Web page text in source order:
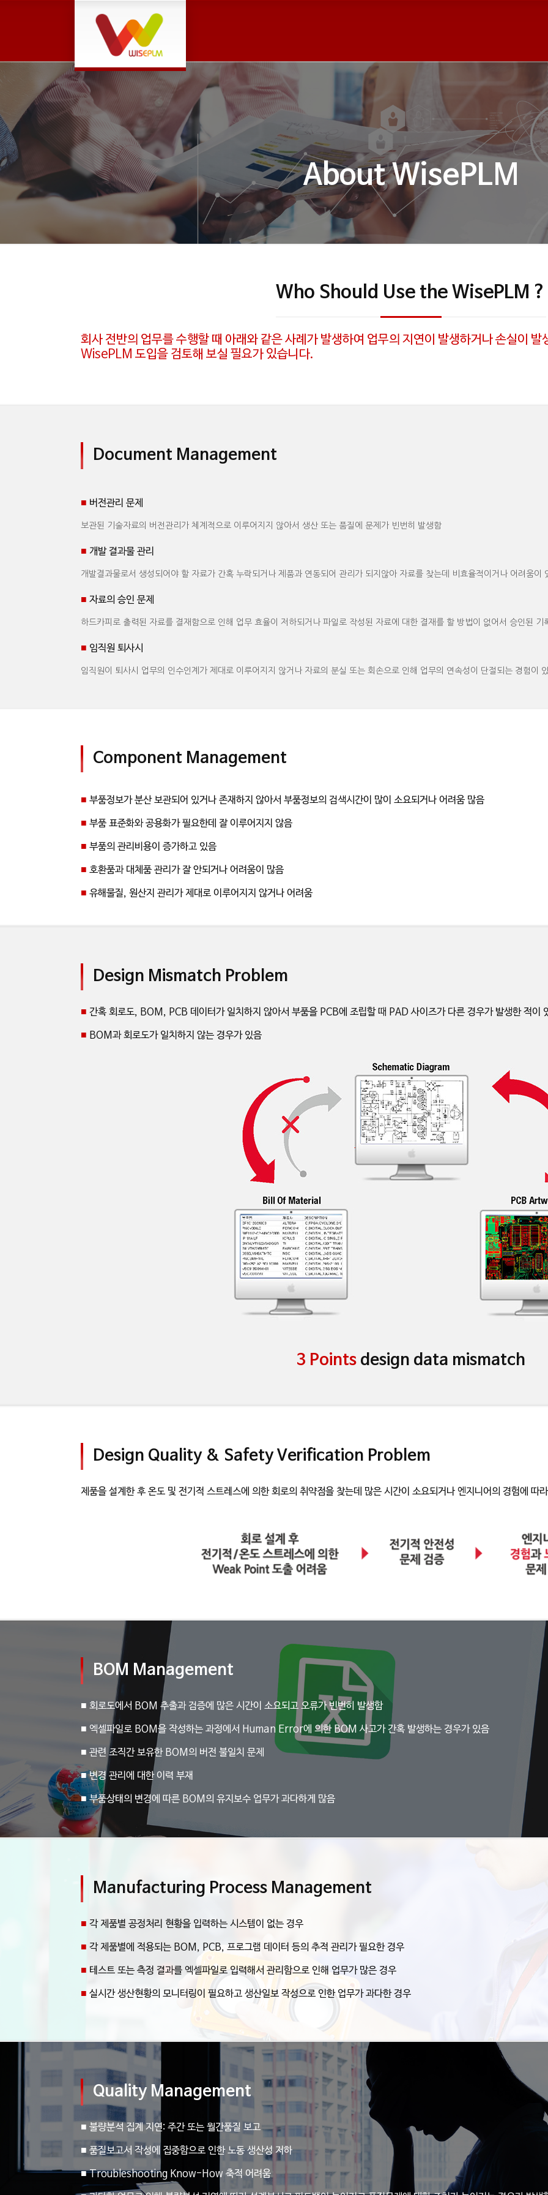
About WisePLM
Who Should Use the WisePLM ?
회사 전반의 업무를 수행할 때 아래와 같은 사례가 발생하여 업무의 지연이 발생하거나 손실이
WisePLM 도입을 검토해 보실 필요가 있습니다.
Document Management
■ 버전관리 문제
보관된 기술자료의 버전관리가 체계적으로 이루어지지 않아서 생산 또는 품질에 문제가 빈번히 발생함
■ 개발 결과물 관리
개발결과물로서 생성되어야 할 자료가 간혹 누락되거나 제품과 연동되어 관리가 되지않아 자료를 찾는데 비효율적이거나 어려움이
■ 자료의 승인 문제
하드카피로 출력된 자료를 결재함으로 인해 업무 효율이 저하되거나 파일로 작성된 자료에 대한 결재를 할 방법이 없어서 승인된
■ 임직원 퇴사시
임직원이 퇴사시 업무의 인수인계가 제대로 이루어지지 않거나 자료의 분실 또는 회손으로 인해 업무의 연속성이 단절되는 경험이
Component Management
■ 부품정보가 분산 보관되어 있거나 존재하지 않아서 부품정보의 검색시간이 많이 소요되거나 어려움 많음
■ 부품 표준화와 공용화가 필요한데 잘 이루어지지 않음
■ 부품의 관리비용이 증가하고 있음
■ 호환품과 대체품 관리가 잘 안되거나 어려움이 많음
■ 유해물질, 원산지 관리가 제대로 이루어지지 않거나 어려움
Design Mismatch Problem
■ 간혹 회로도, BOM, PCB 데이터가 일치하지 않아서 부품을 PCB에 조립할 때 PAD 사이즈가 다른 경우가 발생한 적이
■ BOM과 회로도가 일치하지 않는 경우가 있음
3 Points design data mismatch
Design Quality & Safety Verification Problem
제품을 설계한 후 온도 및 전기적 스트레스에 의한 회로의 취약점을 찾는데 많은 시간이 소요되거나 엔지니어의 경험에 따
BOM Management
■ 회로도에서 BOM 추출과 검증에 많은 시간이 소요되고 오류가 빈번히 발생함
■ 엑셀파일로 BOM을 작성하는 과정에서 Human Error에 의한 BOM 사고가 간혹 발생하는 경우가 있음
■ 관련 조직간 보유한 BOM의 버전 불일치 문제
■ 변경 관리에 대한 이력 부재
■ 부품상태의 변경에 따른 BOM의 유지보수 업무가 과다하게 많음
Manufacturing Process Management
■ 각 제품별 공정처리 현황을 입력하는 시스템이 없는 경우
■ 각 제품별에 적용되는 BOM, PCB, 프로그램 데이터 등의 추적 관리가 필요한 경우
■ 테스트 또는 측정 결과를 엑셀파일로 입력해서 관리함으로 인해 업무가 많은 경우
■ 실시간 생산현황의 모니터링이 필요하고 생산일보 작성으로 인한 업무가 과다한 경우
Quality Management
■ 불량분석 집계 지연: 주간 또는 월간품질 보고
■ 품질보고서 작성에 집중함으로 인한 노동 생산성 저하
■ Troubleshooting Know-How 축적 어려움